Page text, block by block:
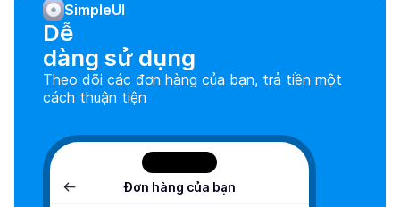
SimpleUI
Dễ
dàng sử dụng
Theo dõi các đơn hàng của bạn, trả tiền một
cách thuận tiện
Đơn hàng của bạn